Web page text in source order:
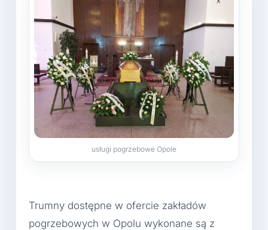
usługi pogrzebowe Opole
Trumny dostępne w ofercie zakładów
pogrzebowych w Opolu wykonane są z